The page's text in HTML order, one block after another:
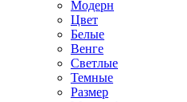
Модерн
Цвет
Белые
Венге
Светлые
Темные
Размер